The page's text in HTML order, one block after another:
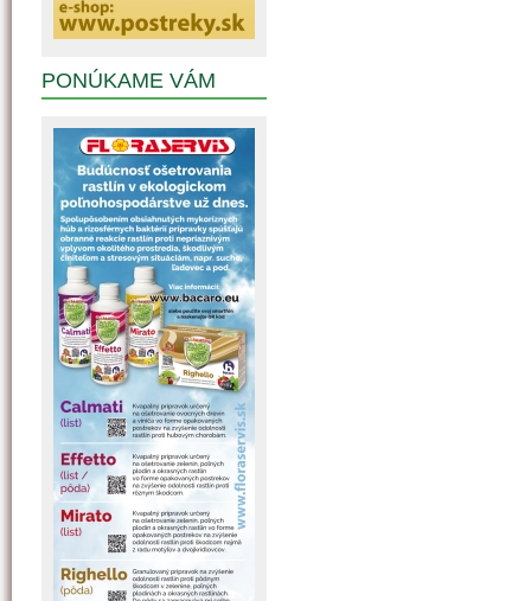
PONÚKAME VÁM